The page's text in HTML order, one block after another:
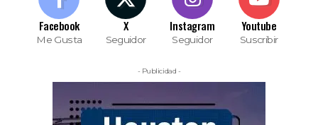
Facebook
Me Gusta
X
Seguidor
Instagram
Seguidor
Youtube
Suscribir
- Publicidad -